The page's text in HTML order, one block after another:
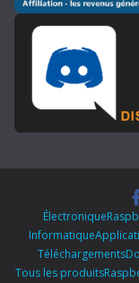
Électronique
Informatique
Téléchargements
Tous les produits